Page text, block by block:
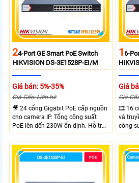
24-Port GE Smart PoE Switch
HIKVISION DS-3E1528P-EI/M
Giá bán: 5%-35%
Giá Gốc: Liên hệ
🎥 24 cổng Gigabit PoE cấp nguồn
cho camera IP. Tổng công suất
PoE lên đến 230W ổn định. Hỗ trợ
truyền PoE xa đến 300 mét. Băng
thông chuyển mạch đạt 68 Gbps
mạnh mẽ.
16-
Giá
Giá
🎞 16
và
công
thiết bị
mạch
cao
lên